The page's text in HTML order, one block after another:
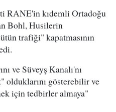
RANE'in kıdemli Ortadoğu
Bohl, Husilerin
trafiği" kapatmasının
ve Süveyş Kanalı'nı
olduklarını gösterebilir ve
için tedbirler almaya"